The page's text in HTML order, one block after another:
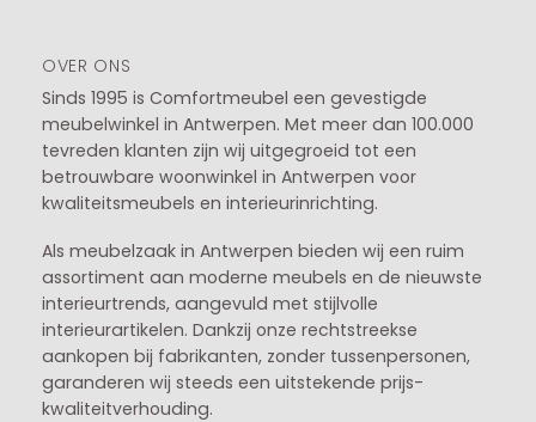
OVER ONS
Sinds 1995 is Comfortmeubel een gevestigde
meubelwinkel in Antwerpen. Met meer dan 100.000
tevreden klanten zijn wij uitgegroeid tot een
betrouwbare woonwinkel in Antwerpen voor
kwaliteitsmeubels en interieurinrichting.
Als meubelzaak in Antwerpen bieden wij een ruim
assortiment aan moderne meubels en de nieuwste
interieurtrends, aangevuld met stijlvolle
interieurartikelen. Dankzij onze rechtstreekse
aankopen bij fabrikanten, zonder tussenpersonen,
garanderen wij steeds een uitstekende prijs-
kwaliteitverhouding.